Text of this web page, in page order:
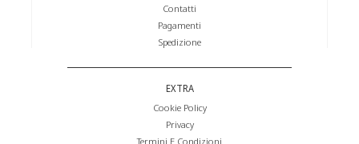
Contatti
Pagamenti
Spedizione
EXTRA
Cookie Policy
Privacy
Termini E Condizioni